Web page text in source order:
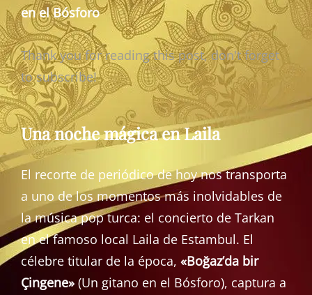
en el Bósforo
Thank you for reading this post, don't forget
to subscribe!
Una noche mágica en Laila
El recorte de periódico de hoy nos transporta
a uno de los momentos más inolvidables de
la música pop turca: el concierto de Tarkan
en el famoso local Laila de Estambul. El
célebre titular de la época, «Boğaz’da bir
Çingene» (Un gitano en el Bósforo), captura a